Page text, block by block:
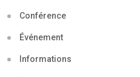
Conférence
Événement
Informations